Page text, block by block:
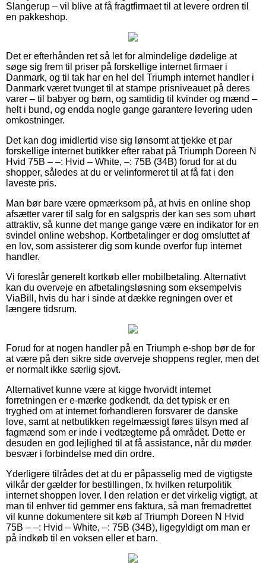
Slangerup – vil blive at få fragtfirmaet til at levere ordren til
en pakkeshop.
Det er efterhånden ret så let for almindelige dødelige at
søge sig frem til priser på forskellige internet firmaer i
Danmark, og til tak har en hel del Triumph internet handler i
Danmark været tvunget til at stampe prisniveauet på deres
varer – til babyer og børn, og samtidig til kvinder og mænd –
helt i bund, og endda nogle gange garantere levering uden
omkostninger.
Det kan dog imidlertid vise sig lønsomt at tjekke et par
forskellige internet butikker efter rabat på Triumph Doreen N
Hvid 75B – –: Hvid – White, –: 75B (34B) forud for at du
shopper, således at du er velinformeret til at få fat i den
laveste pris.
Man bør bare være opmærksom på, at hvis en online shop
afsætter varer til salg for en salgspris der kan ses som uhørt
attraktiv, så kunne det mange gange være en indikator for en
svindel online webshop. Kortbetalinger er dog omsluttet af
en lov, som assisterer dig som kunde overfor fup internet
handler.
Vi foreslår generelt kortkøb eller mobilbetaling. Alternativt
kan du overveje en afbetalingsløsning som eksempelvis
ViaBill, hvis du har i sinde at dække regningen over et
længere tidsrum.
Forud for at nogen handler på en Triumph e-shop bør de for
at være på den sikre side overveje shoppens regler, men det
er normalt ikke særlig sjovt.
Alternativet kunne være at kigge hvorvidt internet
forretningen er e-mærke godkendt, da det typisk er en
tryghed om at internet forhandleren forsvarer de danske
love, samt at netbutikken regelmæssigt føres tilsyn med af
fagmænd som er inde i vedtægterne på området. Dette er
desuden en god lejlighed til at få assistance, når du møder
besvær i forbindelse med din ordre.
Yderligere tilrådes det at du er påpasselig med de vigtigste
vilkår der gælder for bestillingen, fx hvilken returpolitik
internet shoppen lover. I den relation er det virkelig vigtigt, at
man til enhver tid gemmer ens faktura, så man fremadrettet
vil kunne dokumentere sit køb af Triumph Doreen N Hvid
75B – –: Hvid – White, –: 75B (34B), ligegyldigt om man er
på indkøb til en voksen eller et barn.